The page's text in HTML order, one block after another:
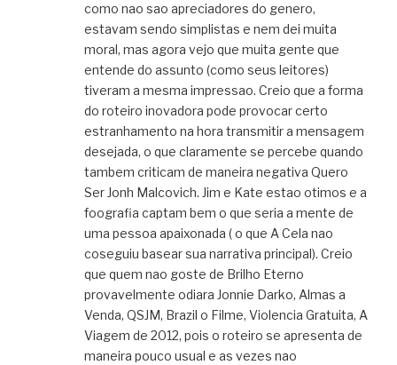
como nao sao apreciadores do genero,
estavam sendo simplistas e nem dei muita
moral, mas agora vejo que muita gente que
entende do assunto (como seus leitores)
tiveram a mesma impressao. Creio que a forma
do roteiro inovadora pode provocar certo
estranhamento na hora transmitir a mensagem
desejada, o que claramente se percebe quando
tambem criticam de maneira negativa Quero
Ser Jonh Malcovich. Jim e Kate estao otimos e a
foografia captam bem o que seria a mente de
uma pessoa apaixonada ( o que A Cela nao
coseguiu basear sua narrativa principal). Creio
que quem nao goste de Brilho Eterno
provavelmente odiara Jonnie Darko, Almas a
Venda, QSJM, Brazil o Filme, Violencia Gratuita, A
Viagem de 2012, pois o roteiro se apresenta de
maneira pouco usual e as vezes nao